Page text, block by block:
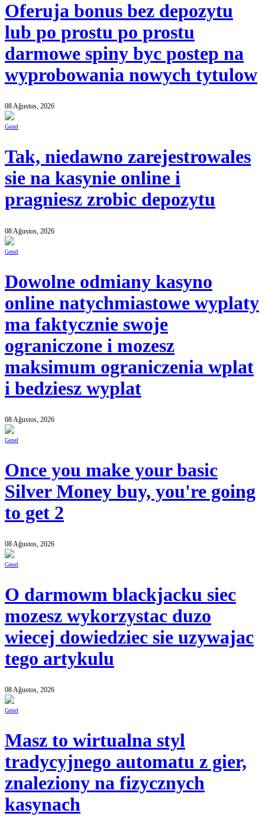
Oferuja bonus bez depozytu
lub po prostu po prostu
darmowe spiny byc postep na
wyprobowania nowych tytulow
08 Ağustos, 2026
Genel
Tak, niedawno zarejestrowales
sie na kasynie online i
pragniesz zrobic depozytu
08 Ağustos, 2026
Genel
Dowolne odmiany kasyno
online natychmiastowe wyplaty
ma faktycznie swoje
ograniczone i mozesz
maksimum ograniczenia wplat
i bedziesz wyplat
08 Ağustos, 2026
Genel
Once you make your basic
Silver Money buy, you're going
to get 2
08 Ağustos, 2026
Genel
O darmowm blackjacku siec
mozesz wykorzystac duzo
wiecej dowiedziec sie uzywajac
tego artykulu
08 Ağustos, 2026
Genel
Masz to wirtualna styl
tradycyjnego automatu z gier,
znaleziony na fizycznych
kasynach